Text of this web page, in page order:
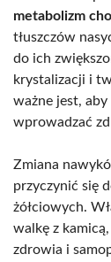
metabolizm
tłuszczów
do ich
krystalizacji i
ważne jest,
wprowadzać
Zmiana
przyczynić się
żółciowych.
walkę z
zdrowia i